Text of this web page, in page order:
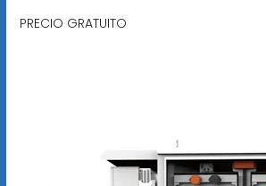
PRECIO GRATUITO